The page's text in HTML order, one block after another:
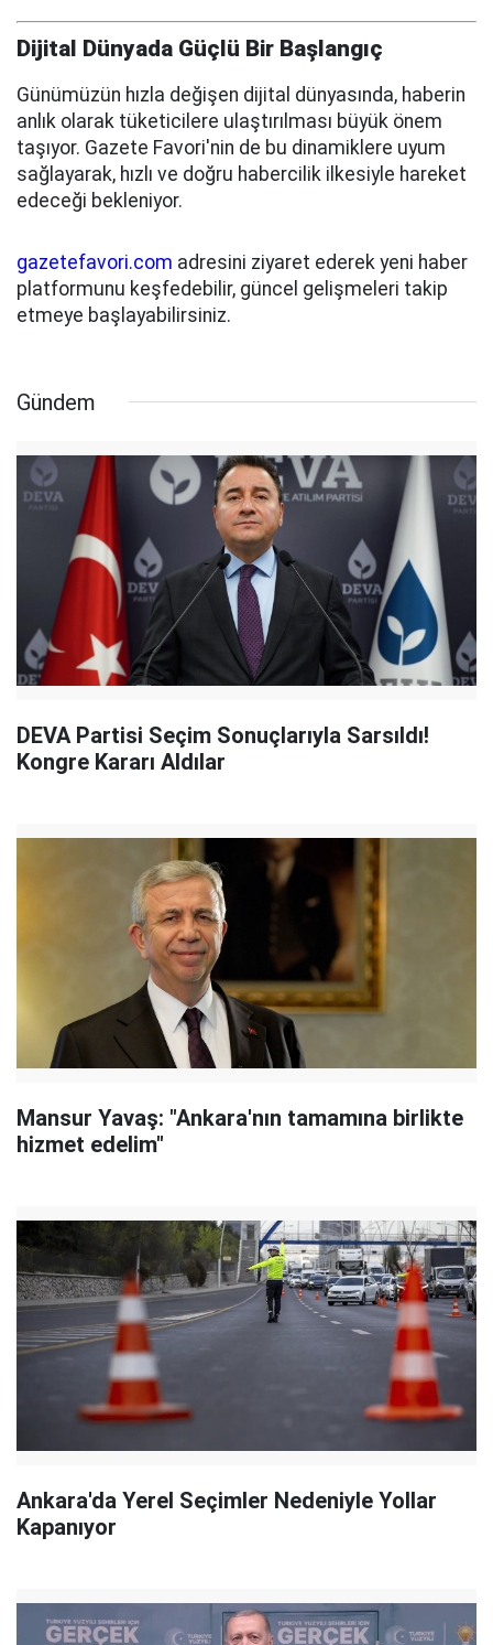
Dijital Dünyada Güçlü Bir Başlangıç
Günümüzün hızla değişen dijital dünyasında, haberin
anlık olarak tüketicilere ulaştırılması büyük önem
taşıyor. Gazete Favori'nin de bu dinamiklere uyum
sağlayarak, hızlı ve doğru habercilik ilkesiyle hareket
edeceği bekleniyor.
gazetefavori.com adresini ziyaret ederek yeni haber
platformunu keşfedebilir, güncel gelişmeleri takip
etmeye başlayabilirsiniz.
Gündem
DEVA Partisi Seçim Sonuçlarıyla Sarsıldı!
Kongre Kararı Aldılar
Mansur Yavaş: "Ankara'nın tamamına birlikte
hizmet edelim"
Ankara'da Yerel Seçimler Nedeniyle Yollar
Kapanıyor